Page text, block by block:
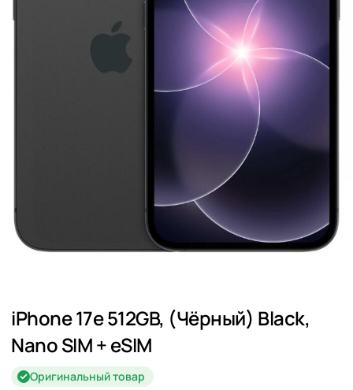
iPhone 17e 512GB, (Чёрный) Black,
Nano SIM + eSIM
Оригинальный товар